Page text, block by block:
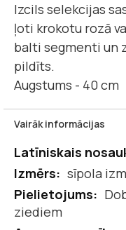
Izcils selekcijas
ļoti krokotu rozā
balti segmenti un
pildīts.
Augstums - 40 cm
Vairāk informācijas
Vairāk
informācijas
sīpola
ziediem